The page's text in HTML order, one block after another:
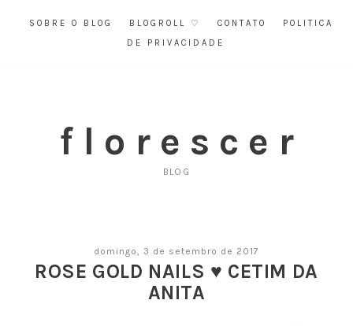
SOBRE O BLOG BLOGROLL ♡ CONTATO
POLITICA
DE PRIVACIDADE
f l o r e s c e r
BLOG
domingo, 3 de setembro de 2017
ROSE GOLD NAILS ♥ CETIM DA
ANITA